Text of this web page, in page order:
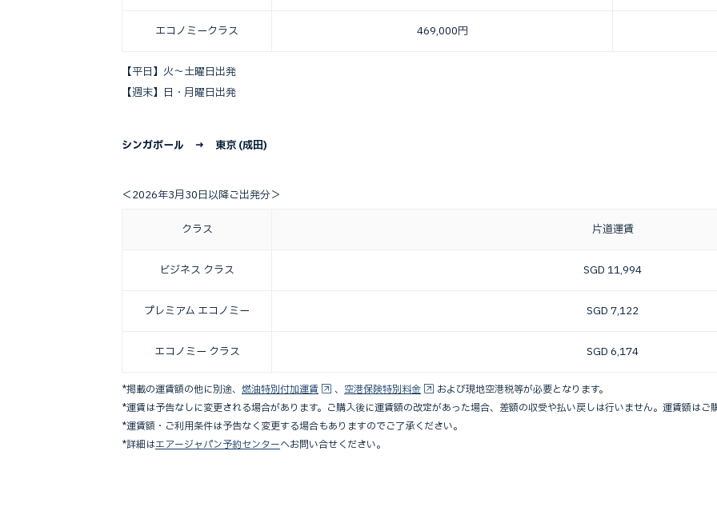
エコノミークラス 469,000円
【平日】火～土曜日出発
【週末】日・月曜日出発
シンガポール → 東京 (成田)
＜2026年3月30日以降ご出発分＞
クラス 片道運賃
ビジネス クラス SGD 11,994
プレミアム エコノミー SGD 7,122
エコノミー クラス SGD 6,174
*掲載の運賃額の他に別途、 燃油特別付加運賃 、 空港保険特別料金
および現地空港税等が必要となります。
*運賃は予告なしに変更される場合があります。ご購入後に運賃額の改定があった場合、差額の収受や払い戻しは行いません。運賃額はご
*運賃額・ご利用条件は予告なく変更する場合もありますのでご了承ください。
*詳細はエアージャパン予約センターへお問い合せください。